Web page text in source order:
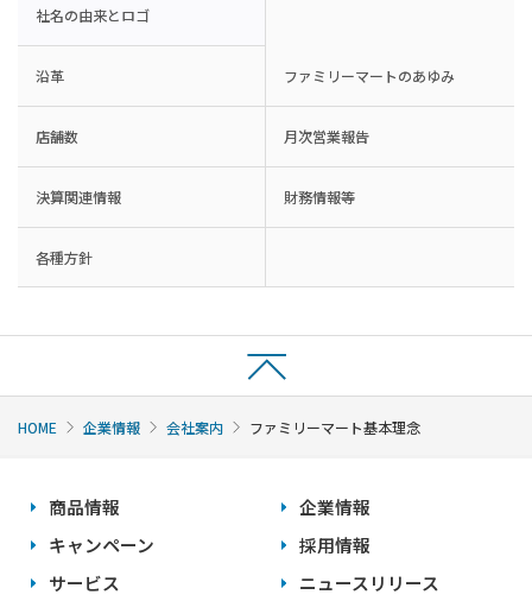
社名の由来とロゴ
沿革 ファミリーマートのあゆみ
店舗数 月次営業報告
決算関連情報 財務情報等
各種方針
HOME 企業情報 会社案内 ファミリーマート基本理念
商品情報
キャンペーン
サービス
企業情報
採用情報
ニュースリリース